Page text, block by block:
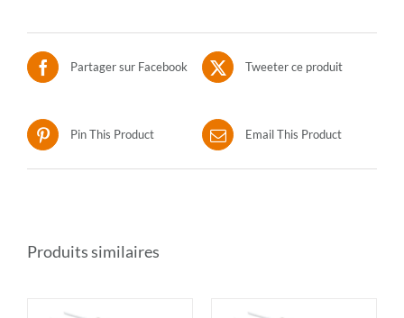
Partager sur Facebook Tweeter ce produit
Pin This Product Email This Product
Produits similaires